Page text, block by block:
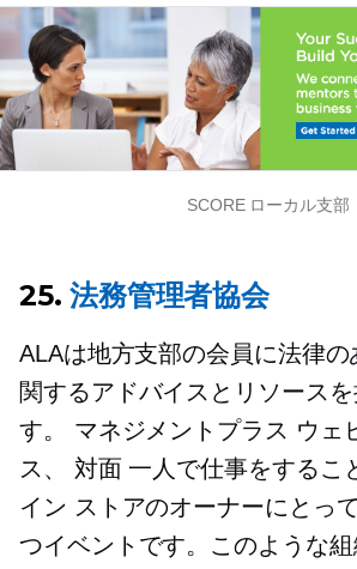
SCORE ローカル支部
25.法務管理者協会
ALAは地方支部の会員に法律の
関するアドバイスとリソース
す。 マネジメントプラス ウェ
ス、 対面 一人で仕事をするこ
イン ストアのオーナーにとっ
つイベントです。このような組